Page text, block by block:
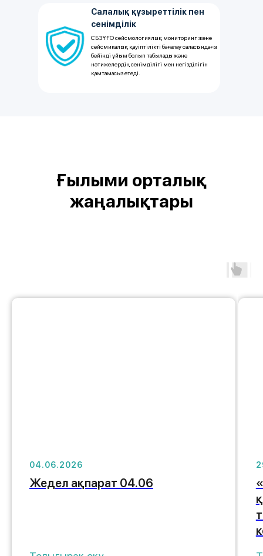
Салалық құзыреттілік пен
сенімділік
СБЗҰҒО сейсмологиялық мониторинг және
сейсмикалық қауіптілікті бағалау саласындағы
бейінді ұйым болып табылады және
нәтижелердің сенімділігі мен негізділігін
қамтамасыз етеді.
Ғылыми орталық
жаңалықтары
04.06.2026
Жедел ақпарат 04.06